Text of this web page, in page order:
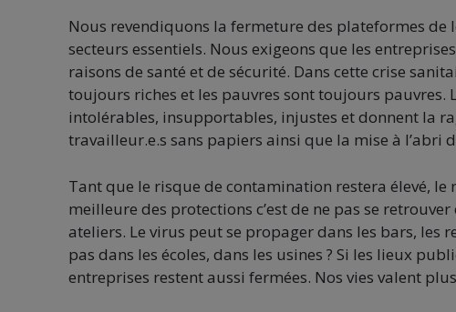
Nous revendiquons la fermeture des plateformes
secteurs essentiels. Nous exigeons que les
raisons de santé et de sécurité. Dans cette crise
toujours riches et les pauvres sont toujours pauvres.
intolérables, insupportables, injustes et donnent la
travailleur.e.s sans papiers ainsi que la mise à l’abri
Tant que le risque de contamination restera élevé,
meilleure des protections c’est de ne pas se
ateliers. Le virus peut se propager dans les bars, les
pas dans les écoles, dans les usines ? Si les lieux
entreprises restent aussi fermées. Nos vies valent